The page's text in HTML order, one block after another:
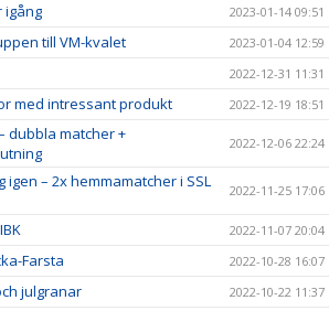
igång 2023-01-14 09:51
till VM-kvalet 2023-01-04 12:59
2022-12-31 11:31
med intressant produkt 2022-12-19 18:51
dubbla matcher +
2022-12-06 22:24
– 2x hemmamatcher i SSL
2022-11-25 17:06
2022-11-07 20:04
Farsta 2022-10-28 16:07
julgranar 2022-10-22 11:37